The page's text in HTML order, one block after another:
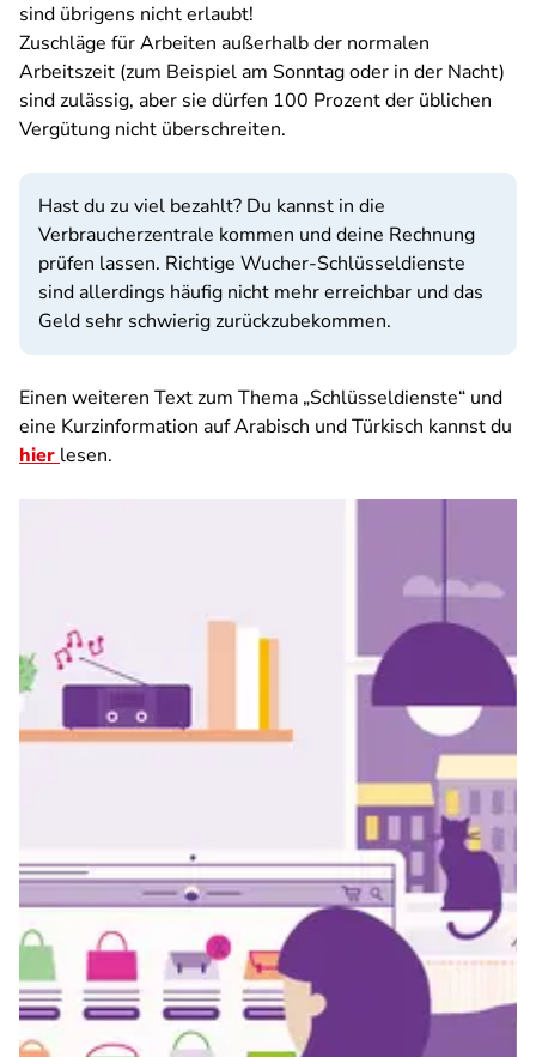
sind übrigens nicht erlaubt!
Zuschläge für Arbeiten außerhalb der normalen
Arbeitszeit (zum Beispiel am Sonntag oder in der Nacht)
sind zulässig, aber sie dürfen 100 Prozent der üblichen
Vergütung nicht überschreiten.
Hast du zu viel bezahlt? Du kannst in die
Verbraucherzentrale kommen und deine Rechnung
prüfen lassen. Richtige Wucher-Schlüsseldienste
sind allerdings häufig nicht mehr erreichbar und das
Geld sehr schwierig zurückzubekommen.
Einen weiteren Text zum Thema „Schlüsseldienste“ und
eine Kurzinformation auf Arabisch und Türkisch kannst du
hier lesen.